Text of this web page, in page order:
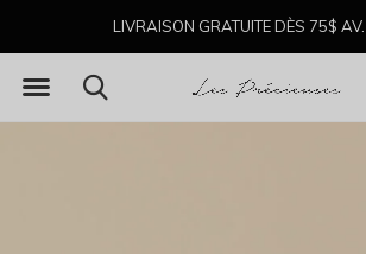
LIVRAISON GRATUITE DÈS 75$ AV.